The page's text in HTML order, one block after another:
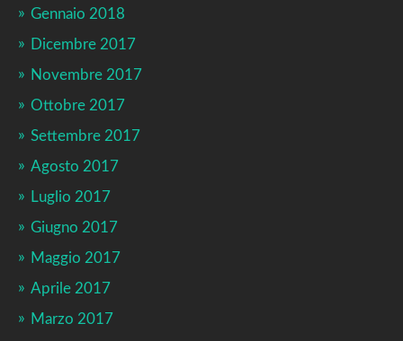
Gennaio 2018
Dicembre 2017
Novembre 2017
Ottobre 2017
Settembre 2017
Agosto 2017
Luglio 2017
Giugno 2017
Maggio 2017
Aprile 2017
Marzo 2017